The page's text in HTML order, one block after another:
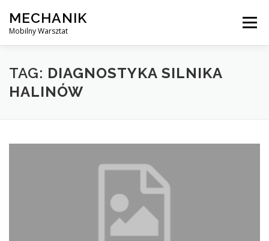
content
MECHANIK
Mobilny Warsztat
Menu
MOBILNY MECHANIK ELEKTRYK SAMOCHODOWY
TAG: DIAGNOSTYKA SILNIKA
HALINÓW